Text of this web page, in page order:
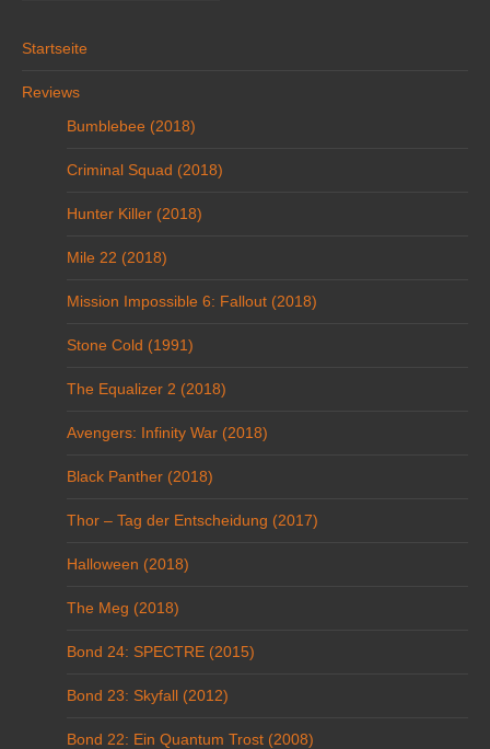
Startseite
Reviews
Bumblebee (2018)
Criminal Squad (2018)
Hunter Killer (2018)
Mile 22 (2018)
Mission Impossible 6: Fallout (2018)
Stone Cold (1991)
The Equalizer 2 (2018)
Avengers: Infinity War (2018)
Black Panther (2018)
Thor – Tag der Entscheidung (2017)
Halloween (2018)
The Meg (2018)
Bond 24: SPECTRE (2015)
Bond 23: Skyfall (2012)
Bond 22: Ein Quantum Trost (2008)